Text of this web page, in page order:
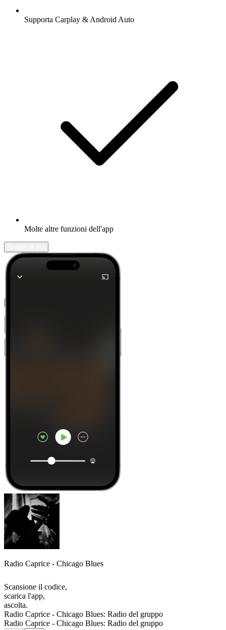
Supporta Carplay & Android Auto
Molte altre funzioni dell'app
Radio Caprice - Chicago Blues
Scansione il codice,
scarica l'app,
ascolta.
Radio Caprice - Chicago Blues: Radio del gruppo
Radio Caprice - Chicago Blues: Radio del gruppo